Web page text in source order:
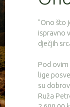
"Ono što
ispravno
dječjih
Pod
lige
su
Ruža